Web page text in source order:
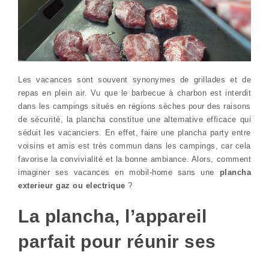
Les vacances sont souvent synonymes de grillades et de
repas en plein air. Vu que le barbecue à charbon est interdit
dans les campings situés en régions sèches pour des raisons
de sécurité, la plancha constitue une alternative efficace qui
séduit les vacanciers. En effet, faire une plancha party entre
voisins et amis est très commun dans les campings, car cela
favorise la convivialité et la bonne ambiance. Alors, comment
imaginer ses vacances en mobil-home sans une plancha
exterieur gaz ou electrique ?
La plancha, l’appareil
parfait pour réunir ses